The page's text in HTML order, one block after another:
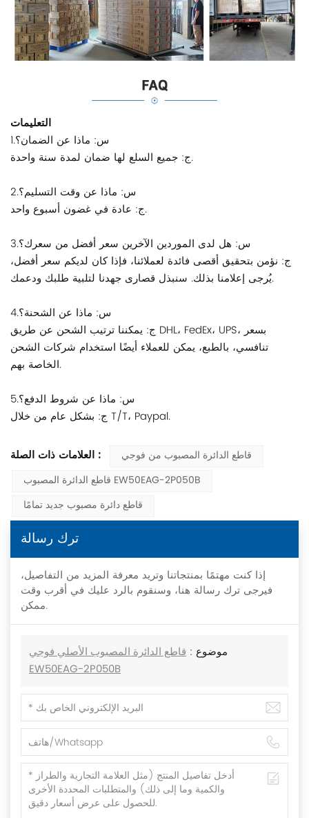
التعليمات
1.س: ماذا عن الضمان؟
ج: جميع السلع لها ضمان لمدة سنة واحدة.
2.س: ماذا عن وقت التسليم؟
ج: عادة في غضون أسبوع واحد.
3.س: هل لدى الموردين الآخرين سعر أفضل من سعرك؟
ج: نؤمن بتحقيق أقصى فائدة لعملائنا، فإذا كان لديكم سعر أفضل،
يُرجى إعلامنا بذلك. سنبذل قصارى جهدنا لتلبية طلبك ودعمك.
4.س: ماذا عن الشحنة؟
ج: يمكننا ترتيب الشحن عن طريق DHL، FedEx، UPS، بسعر
تنافسي، بالطبع، يمكن للعملاء أيضًا استخدام شركات الشحن
الخاصة بهم.
5.س: ماذا عن شروط الدفع؟
ج: بشكل عام من خلال T/T، Paypal.
العلامات ذات الصلة :
قاطع الدائرة المصبوب من فوجي
قاطع الدائرة المصبوب EW50EAG-2P050B
قاطع دائرة مصبوب جديد تمامًا
ترك رسالة
إذا كنت مهتمًا بمنتجاتنا وتريد معرفة المزيد من التفاصيل،
فيرجى ترك رسالة هنا، وسنقوم بالرد عليك في أقرب وقت
ممكن.
موضوع : قاطع الدائرة المصبوب الأصلي فوجي
EW50EAG-2P050B